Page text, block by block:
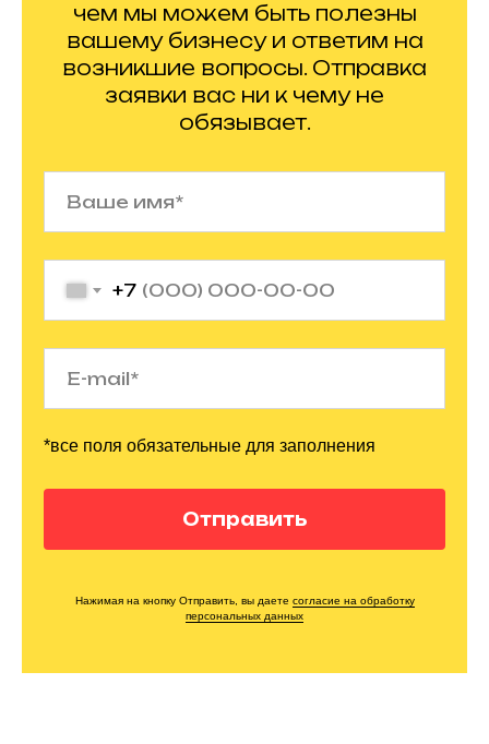
чем мы можем быть полезны
вашему бизнесу и ответим на
возникшие вопросы. Отправка
заявки вас ни к чему не
обязывает.
+7
*все поля обязательные для заполнения
Отправить
Нажимая на кнопку Отправить, вы даете согласие на обработку
персональных данных